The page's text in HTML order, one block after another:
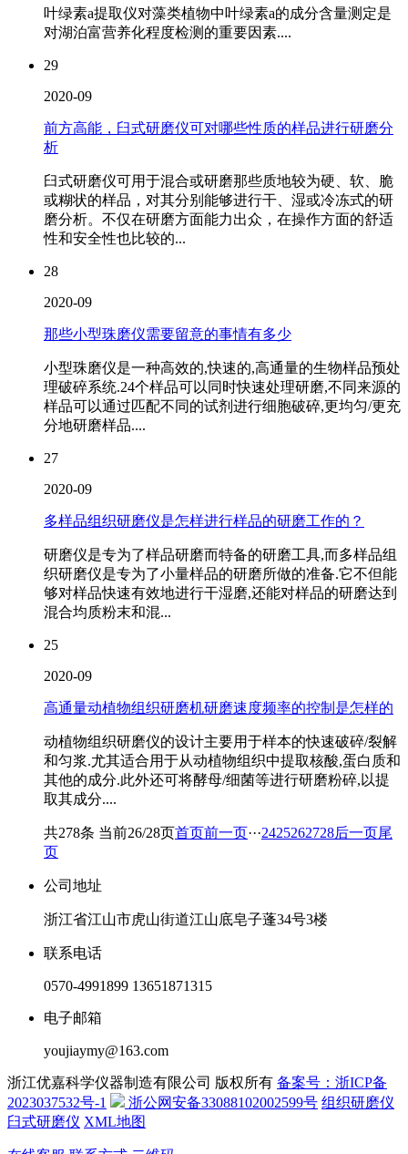
叶绿素a提取仪对藻类植物中叶绿素a的成分含量测定是
对湖泊富营养化程度检测的重要因素....
29
2020-09
前方高能，臼式研磨仪可对哪些性质的样品进行研磨分
析
臼式研磨仪可用于混合或研磨那些质地较为硬、软、脆
或糊状的样品，对其分别能够进行干、湿或冷冻式的研
磨分析。不仅在研磨方面能力出众，在操作方面的舒适
性和安全性也比较的...
28
2020-09
那些小型珠磨仪需要留意的事情有多少
小型珠磨仪是一种高效的,快速的,高通量的生物样品预处
理破碎系统.24个样品可以同时快速处理研磨,不同来源的
样品可以通过匹配不同的试剂进行细胞破碎,更均匀/更充
分地研磨样品....
27
2020-09
多样品组织研磨仪是怎样进行样品的研磨工作的？
研磨仪是专为了样品研磨而特备的研磨工具,而多样品组
织研磨仪是专为了小量样品的研磨所做的准备.它不但能
够对样品快速有效地进行干湿磨,还能对样品的研磨达到
混合均质粉末和混...
25
2020-09
高通量动植物组织研磨机研磨速度频率的控制是怎样的
动植物组织研磨仪的设计主要用于样本的快速破碎/裂解
和匀浆.尤其适合用于从动植物组织中提取核酸,蛋白质和
其他的成分.此外还可将酵母/细菌等进行研磨粉碎,以提
取其成分....
共278条 当前26/28页首页前一页···2425262728后一页尾
页
公司地址
浙江省江山市虎山街道江山底皂子蓬34号3楼
联系电话
0570-4991899 13651871315
电子邮箱
youjiaymy@163.com
浙江优嘉科学仪器制造有限公司 版权所有 备案号：浙ICP备
2023037532号-1
浙公网安备33088102002599号 组织研磨仪
臼式研磨仪 XML地图